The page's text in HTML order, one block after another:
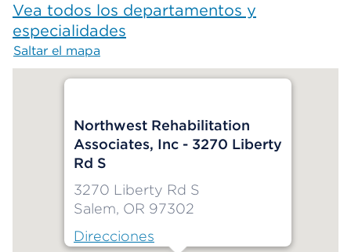
Vea todos los departamentos y
especialidades
Saltar el mapa
Northwest Rehabilitation
Associates, Inc - 3270 Liberty
Rd S
3270 Liberty Rd S
Salem, OR 97302
Direcciones